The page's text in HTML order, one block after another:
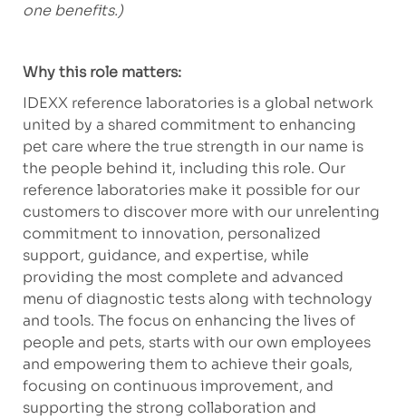
one benefits.)
Why this role matters:
IDEXX reference laboratories is a global network
united by a shared commitment to enhancing
pet care where the true strength in our name is
the people behind it, including this role. Our
reference laboratories make it possible for our
customers to discover more with our unrelenting
commitment to innovation, personalized
support, guidance, and expertise, while
providing the most complete and advanced
menu of diagnostic tests along with technology
and tools. The focus on enhancing the lives of
people and pets, starts with our own employees
and empowering them to achieve their goals,
focusing on continuous improvement, and
supporting the strong collaboration and